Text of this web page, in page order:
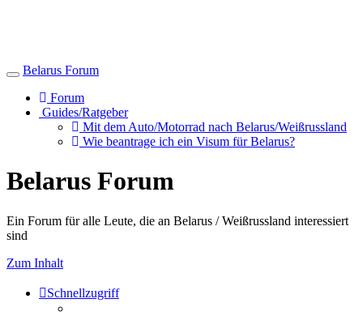
Toggle
navigation
Belarus Forum
Forum
Guides/Ratgeber
Mit dem Auto/Motorrad nach Belarus/Weißrussland
Wie beantrage ich ein Visum für Belarus?
Belarus Forum
Ein Forum für alle Leute, die an Belarus / Weißrussland interessiert
sind
Zum Inhalt
Schnellzugriff